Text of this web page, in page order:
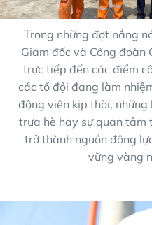
Trong những đợt nắng
Giám đốc và Công đoàn
trực tiếp đến các điểm
các tổ đội đang làm
động viên kịp thời,
trưa hè hay sự quan tâm
trở thành nguồn động
vững vàng